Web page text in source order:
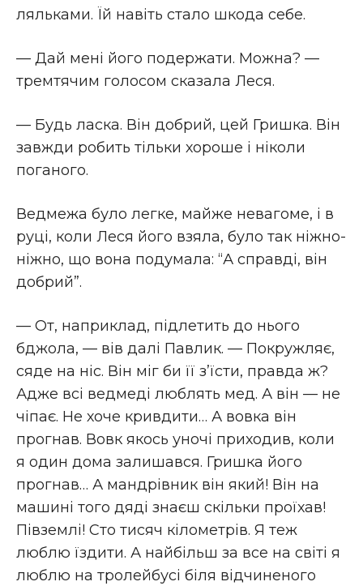
ляльками. Їй навіть стало шкода себе.
— Дай мені його подержати. Можна? —
тремтячим голосом сказала Леся.
— Будь ласка. Він добрий, цей Гришка. Він
завжди робить тільки хороше і ніколи
поганого.
Ведмежа було легке, майже невагоме, і в
руці, коли Леся його взяла, було так ніжно-
ніжно, що вона подумала: “А справді, він
добрий”.
— От, наприклад, підлетить до нього
бджола, — вів далі Павлик. — Покружляє,
сяде на ніс. Він міг би її з’їсти, правда ж?
Адже всі ведмеді люблять мед. А він — не
чіпає. Не хоче кривдити… А вовка він
прогнав. Вовк якось уночі приходив, коли
я один дома залишався. Гришка його
прогнав… А мандрівник він який! Він на
машині того дяді знаєш скільки проїхав!
Півземлі! Сто тисяч кілометрів. Я теж
люблю їздити. А найбільш за все на світі я
люблю на тролейбусі біля відчиненого